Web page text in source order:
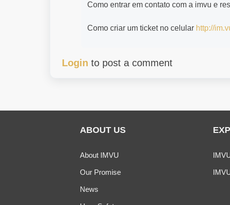
Como entrar em contato com a imvu e
Como criar um ticket no celular http://
Login to post a comment
ABOUT US
About IMVU
Our Promise
News